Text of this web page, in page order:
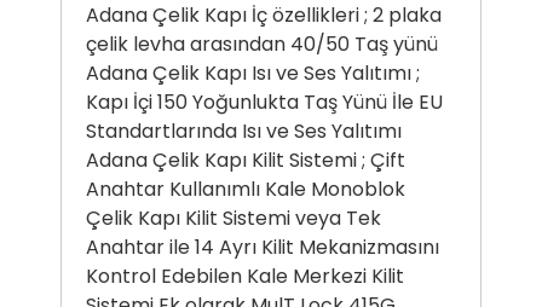
Adana Çelik Kapı İç özellikleri ; 2 plaka
çelik levha arasından 40/50 Taş yünü
Adana Çelik Kapı Isı ve Ses Yalıtımı ;
Kapı İçi 150 Yoğunlukta Taş Yünü İle EU
Standartlarında Isı ve Ses Yalıtımı
Adana Çelik Kapı Kilit Sistemi ; Çift
Anahtar Kullanımlı Kale Monoblok
Çelik Kapı Kilit Sistemi veya Tek
Anahtar ile 14 Ayrı Kilit Mekanizmasını
Kontrol Edebilen Kale Merkezi Kilit